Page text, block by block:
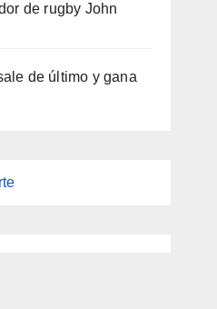
de rugby John
de último y gana